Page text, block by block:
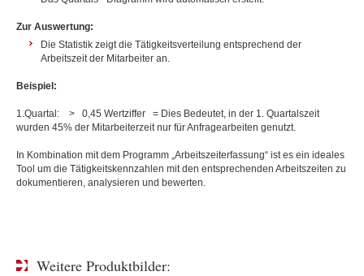
Zur Auswertung:
Die Statistik zeigt die Tätigkeitsverteilung entsprechend der
Arbeitszeit der Mitarbeiter an.
Beispiel:
1.Quartal: > 0,45 Wertziffer = Dies Bedeutet, in der 1. Quartalszeit
wurden 45% der Mitarbeiterzeit nur für Anfragearbeiten genutzt.
In Kombination mit dem Programm „Arbeitszeiterfassung“ ist es ein ideales
Tool um die Tätigkeitskennzahlen mit den entsprechenden Arbeitszeiten zu
dokumentieren, analysieren und bewerten.
Weitere Produktbilder: